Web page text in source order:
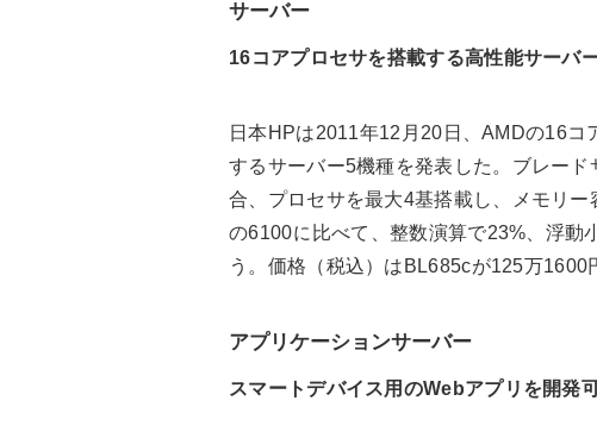
サーバー
16コアプロセサを搭載する高性能サーバ
日本HPは2011年12月20日、AMDの16
するサーバー5機種を発表した。ブレー
合、プロセサを最大4基搭載し、メモリ
の6100に比べて、整数演算で23%、浮動
う。価格（税込）はBL685cが125万1600
アプリケーションサーバー
スマートデバイス用のWebアプリを開発